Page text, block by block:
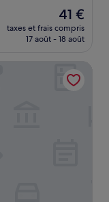
Le
nouveau
prix
de
41 €
41 €
taxes et frais compris
17 août - 18 août